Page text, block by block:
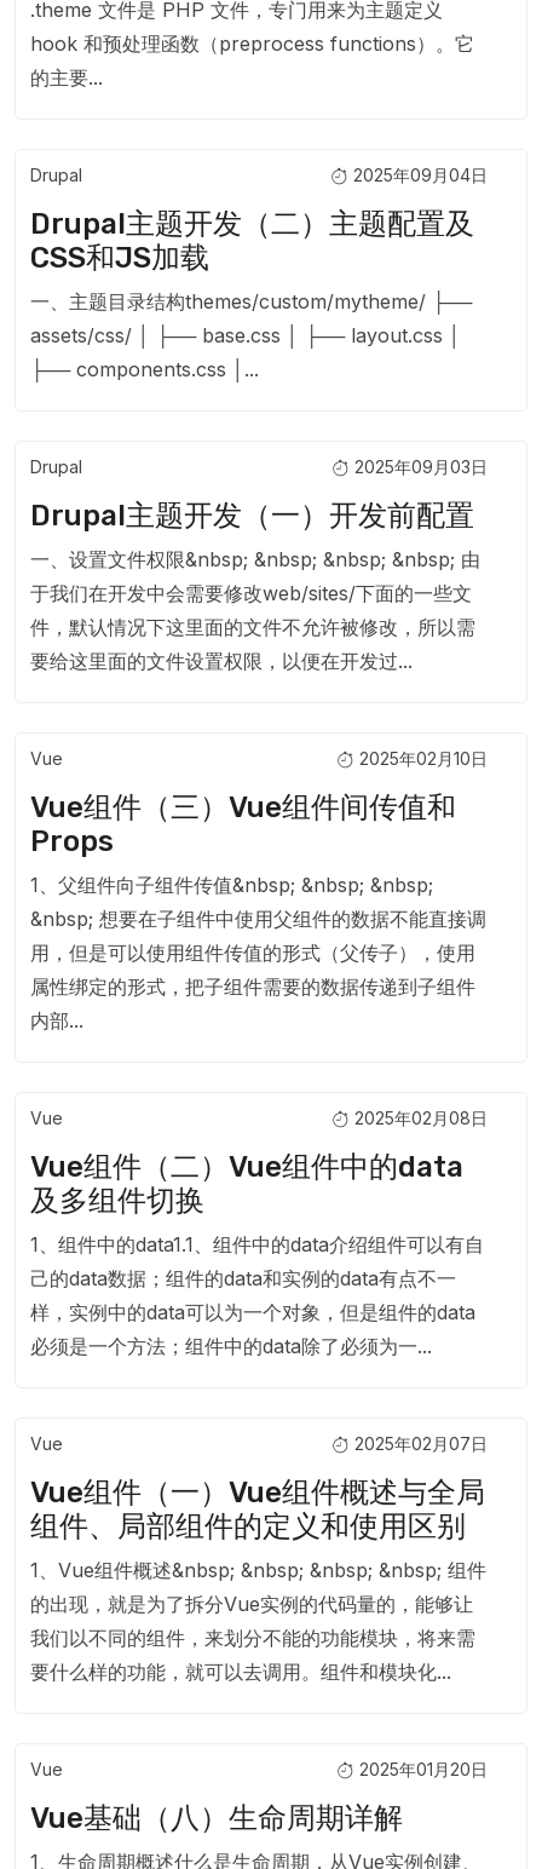
.theme 文件是 PHP 文件，专门用来为主题定义
hook 和预处理函数（preprocess functions）。它
的主要...
Drupal 2025年09月04日
Drupal主题开发（二）主题配置及
CSS和JS加载
一、主题目录结构themes/custom/mytheme/ ├──
assets/css/ │ ├── base.css │ ├── layout.css │
├── components.css │...
Drupal 2025年09月03日
Drupal主题开发（一）开发前配置
一、设置文件权限&nbsp; &nbsp; &nbsp; &nbsp; 由
于我们在开发中会需要修改web/sites/下面的一些文
件，默认情况下这里面的文件不允许被修改，所以需
要给这里面的文件设置权限，以便在开发过...
Vue 2025年02月10日
Vue组件（三）Vue组件间传值和
Props
1、父组件向子组件传值&nbsp; &nbsp; &nbsp;
&nbsp; 想要在子组件中使用父组件的数据不能直接调
用，但是可以使用组件传值的形式（父传子），使用
属性绑定的形式，把子组件需要的数据传递到子组件
内部...
Vue 2025年02月08日
Vue组件（二）Vue组件中的data
及多组件切换
1、组件中的data1.1、组件中的data介绍组件可以有自
己的data数据；组件的data和实例的data有点不一
样，实例中的data可以为一个对象，但是组件的data
必须是一个方法；组件中的data除了必须为一...
Vue 2025年02月07日
Vue组件（一）Vue组件概述与全局
组件、局部组件的定义和使用区别
1、Vue组件概述&nbsp; &nbsp; &nbsp; &nbsp; 组件
的出现，就是为了拆分Vue实例的代码量的，能够让
我们以不同的组件，来划分不能的功能模块，将来需
要什么样的功能，就可以去调用。组件和模块化...
Vue 2025年01月20日
Vue基础（八）生命周期详解
1、生命周期概述什么是生命周期，从Vue实例创建、